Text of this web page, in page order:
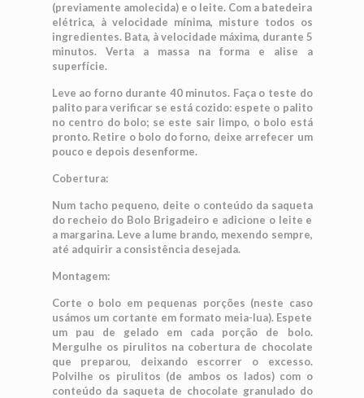
(previamente amolecida) e o leite. Com a batedeira
elétrica, à velocidade mínima, misture todos os
ingredientes. Bata, à velocidade máxima, durante 5
minutos. Verta a massa na forma e alise a
superfície.
Leve ao forno durante 40 minutos. Faça o teste do
palito para verificar se está cozido: espete o palito
no centro do bolo; se este sair limpo, o bolo está
pronto. Retire o bolo do forno, deixe arrefecer um
pouco e depois desenforme.
Cobertura:
Num tacho pequeno, deite o conteúdo da saqueta
do recheio do Bolo Brigadeiro e adicione o leite e
a margarina. Leve a lume brando, mexendo sempre,
até adquirir a consistência desejada.
Montagem:
Corte o bolo em pequenas porções (neste caso
usámos um cortante em formato meia-lua). Espete
um pau de gelado em cada porção de bolo.
Mergulhe os pirulitos na cobertura de chocolate
que preparou, deixando escorrer o excesso.
Polvilhe os pirulitos (de ambos os lados) com o
conteúdo da saqueta de chocolate granulado do